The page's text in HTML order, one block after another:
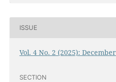
ISSUE
Vol. 4 No. 2 (2025):
SECTION